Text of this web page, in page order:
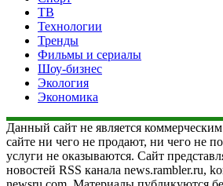
ТВ
Технологии
Тренды
Фильмы и сериалы
Шоу-бизнес
Экология
Экономика
Данный сайт не является
сайте ни чего не продают, ни чего не
услуги не оказываются. Сайт
новостей RSS канала news.rambler.ru,